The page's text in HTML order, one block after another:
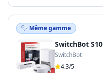
Même gamme
SwitchBot S10
SwitchBot
4.3/5